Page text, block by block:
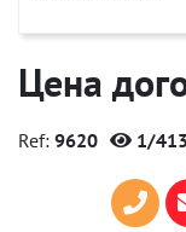
Цена
Ref: 9620 1/413